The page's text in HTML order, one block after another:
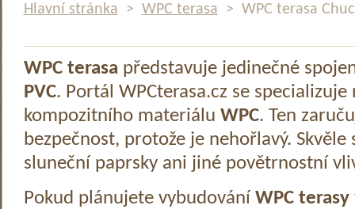
Hlavní stránka > WPC terasa > WPC terasa
WPC terasa představuje jedinečné
PVC. Portál WPCterasa.cz se specializuje
kompozitního materiálu WPC. Ten
bezpečnost, protože je nehořlavý.
sluneční paprsky ani jiné povětrnostní
Pokud plánujete vybudování WPC terasy